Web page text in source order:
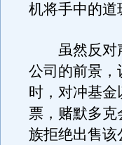
机将手中的道
虽然反对声
公司的前景
时，对冲基
票，赌默多
族拒绝出售该